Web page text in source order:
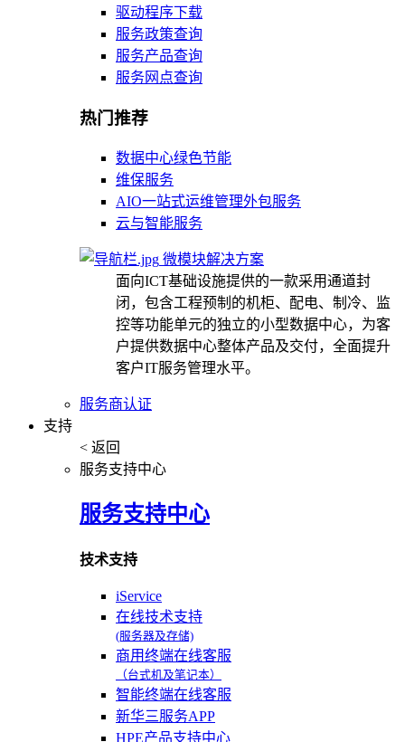
驱动程序下载
服务政策查询
服务产品查询
服务网点查询
热门推荐
数据中心绿色节能
维保服务
AIO一站式运维管理外包服务
云与智能服务
微模块解决方案
面向ICT基础设施提供的一款采用通道封
闭，包含工程预制的机柜、配电、制冷、监
控等功能单元的独立的小型数据中心，为客
户提供数据中心整体产品及交付，全面提升
客户IT服务管理水平。
服务商认证
支持
< 返回
服务支持中心
服务支持中心
技术支持
iService
在线技术支持
(服务器及存储)
商用终端在线客服
（台式机及笔记本）
智能终端在线客服
新华三服务APP
HPE产品支持中心